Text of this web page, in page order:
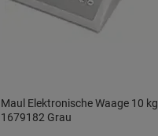
Maul Elektronische Waage 10 kg
1679182 Grau